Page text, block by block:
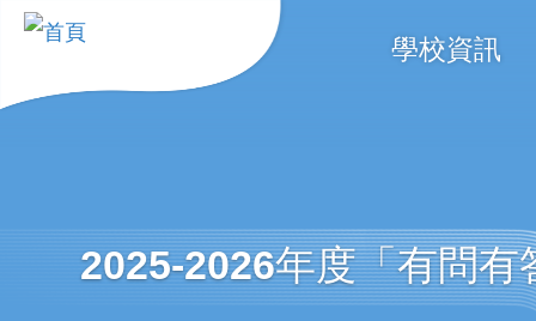
移至主內容
Main
navigation
學校資訊
2025-2026年度「有問有